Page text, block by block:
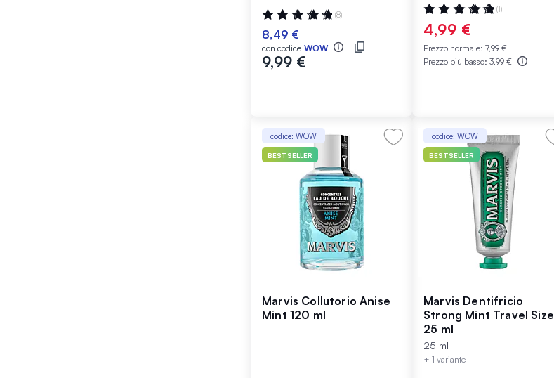
Valutazione:
100%
(8)
8,49 €
con codice WOW
9,99 €
Valutazione:
100%
(1)
4,99 €
Prezzo normale: 7,99 €
Prezzo più basso: 3,99 €
codice: WOW
BESTSELLER
Marvis Collutorio Anise
Mint 120 ml
codice: WOW
BESTSELLER
Marvis Dentifricio
Strong Mint Travel Size
25 ml
25 ml
+ 1 variante